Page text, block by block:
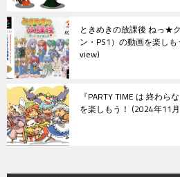
ときめきの放課後 ねっ★
ン・PS1）の動画を楽しも
view
『PARTY TIME は 終わ
を楽しもう！ 2024年11